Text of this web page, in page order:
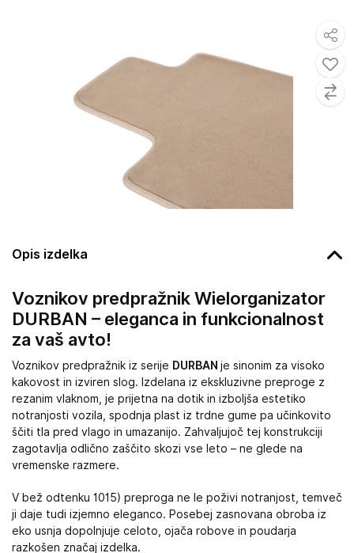
Opis izdelka
Voznikov predpražnik Wielorganizator
DURBAN – eleganca in funkcionalnost
za vaš avto!
Voznikov predpražnik iz serije DURBAN je sinonim za visoko
kakovost in izviren slog. Izdelana iz ekskluzivne preproge z
rezanim vlaknom, je prijetna na dotik in izboljša estetiko
notranjosti vozila, spodnja plast iz trdne gume pa učinkovito
ščiti tla pred vlago in umazanijo. Zahvaljujoč tej konstrukciji
zagotavlja odlično zaščito skozi vse leto – ne glede na
vremenske razmere.
V bež odtenku 1015) preproga ne le poživi notranjost, temveč
ji daje tudi izjemno eleganco. Posebej zasnovana obroba iz
eko usnja dopolnjuje celoto, ojača robove in poudarja
razkošen značaj izdelka.